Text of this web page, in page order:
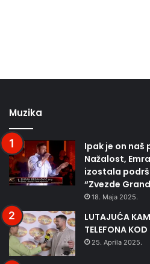
Muzika
Ipak je on naš
Nažalost,
izostala
“Zvezde
18. Maja 2025.
LUTAJUĆA
TELEFONA
25. Aprila 2025.